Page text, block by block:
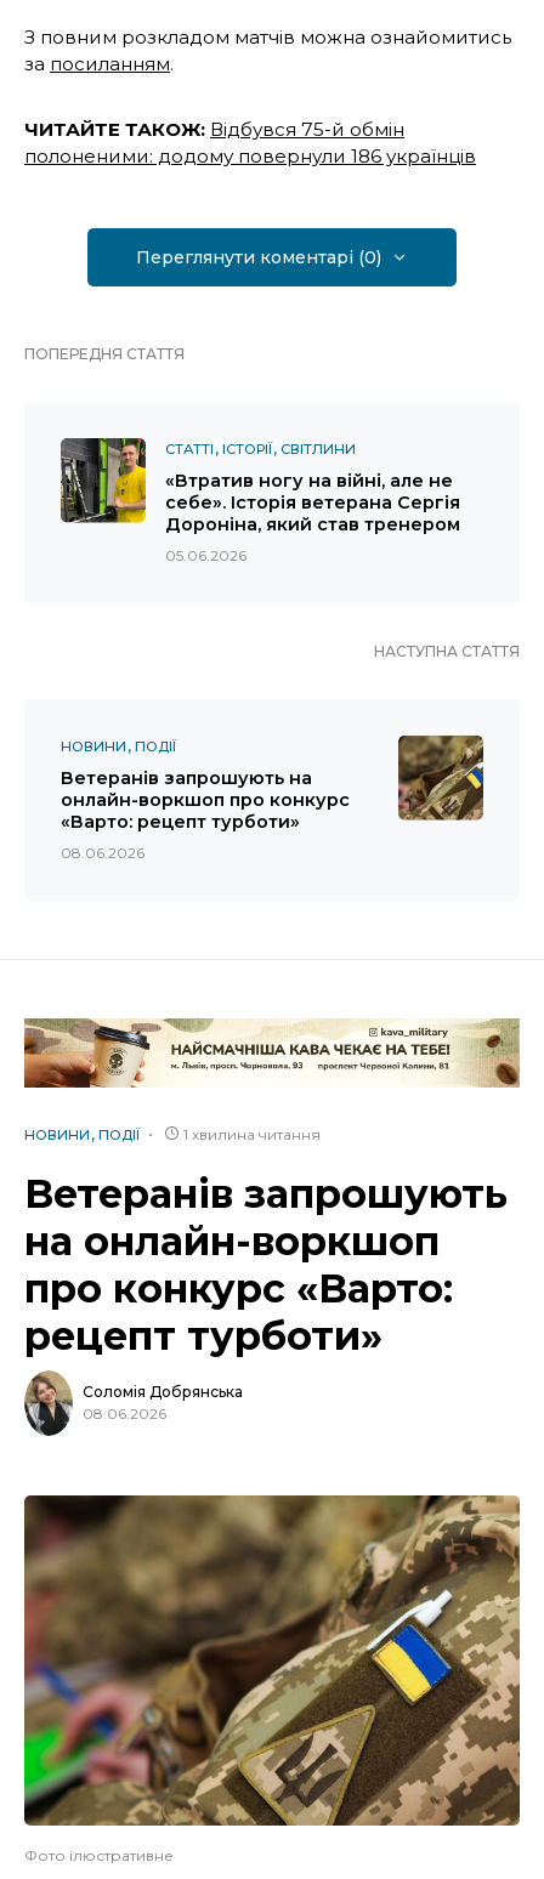
З повним розкладом матчів можна ознайомитись
за посиланням.
ЧИТАЙТЕ ТАКОЖ: Відбувся 75-й обмін
полоненими: додому повернули 186 українців
Переглянути коментарі (0)
ПОПЕРЕДНЯ СТАТТЯ
СТАТТІ ІСТОРІЇ СВІТЛИНИ
«Втратив ногу на війні, але не
себе». Історія ветерана Сергія
Дороніна, який став тренером
05.06.2026
НАСТУПНА СТАТТЯ
НОВИНИ ПОДІЇ
Ветеранів запрошують на
онлайн-воркшоп про конкурс
«Варто: рецепт турботи»
08.06.2026
НОВИНИ ПОДІЇ 1 хвилина читання
Ветеранів запрошують
на онлайн-воркшоп
про конкурс «Варто:
рецепт турботи»
Соломія Добрянська
08.06.2026
Фото ілюстративне